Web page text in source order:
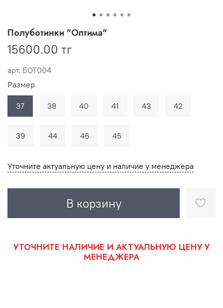
арт. БОТ004
Полуботинки "Оптима"
15600.00 тг
Уточните актуальную цену и наличие у менеджера
В корзину
Размер
37 38 40 41 43 42
39 44 46 45
УТОЧНИТЕ НАЛИЧИЕ И АКТУАЛЬНУЮ ЦЕНУ У
МЕНЕДЖЕРА